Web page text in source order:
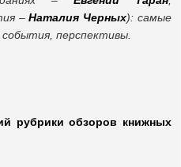
–Наталия Черных): самые
перспективы.
рубрики обзоров книжных